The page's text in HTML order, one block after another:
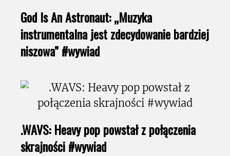
God Is An Astronaut: „Muzyka
instrumentalna jest zdecydowanie bardziej
niszowa” #wywiad
.WAVS: Heavy pop powstał z połączenia
skrajności #wywiad